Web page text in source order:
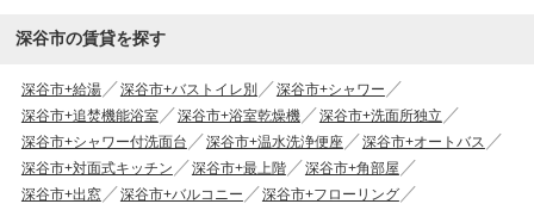
深谷市の賃貸を探す
深谷市+給湯 深谷市+バストイレ別
深谷市+シャワー
深谷市+追焚機能浴室
深谷市+浴室乾燥機
深谷市+洗面所独立
深谷市+シャワー付洗面台
深谷市+温水洗浄便座
深谷市+オートバス
深谷市+対面式キッチン
深谷市+最上階
深谷市+角部屋
深谷市+出窓
深谷市+バルコニー
深谷市+フローリング